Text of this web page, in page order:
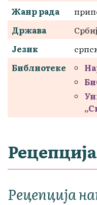
Жанр рада
Држава
Језик
Библиотеке
Рецепција
Рецепција